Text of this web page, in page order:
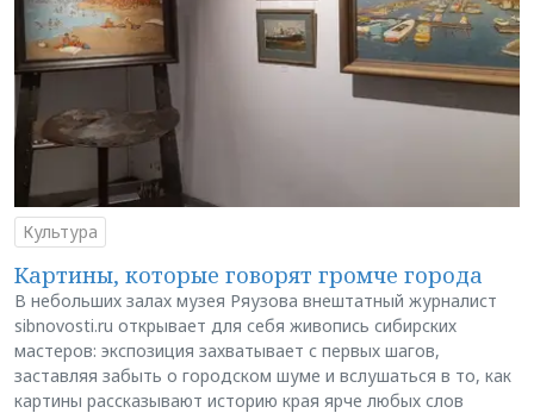
Культура
Картины, которые говорят громче города
В небольших залах музея Ряузова внештатный журналист
sibnovosti.ru открывает для себя живопись сибирских
мастеров: экспозиция захватывает с первых шагов,
заставляя забыть о городском шуме и вслушаться в то, как
картины рассказывают историю края ярче любых слов